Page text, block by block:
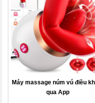
Máy massage núm vú điều
qua App